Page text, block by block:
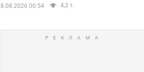
8.08.2026 00:54 4,3 т.